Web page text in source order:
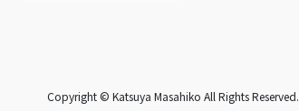
Copyright © Katsuya Masahiko All Rights Reserved.